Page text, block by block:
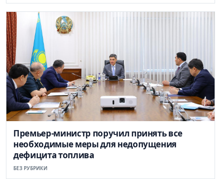
Премьер-министр поручил принять все
необходимые меры для недопущения
дефицита топлива
БЕЗ РУБРИКИ